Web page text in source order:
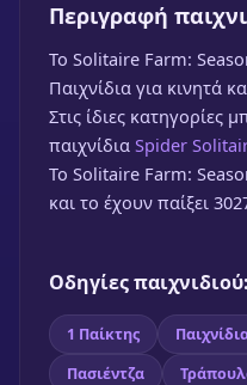
Solitaire
★91%🎮 1
Περιγραφή
To Solitaire Farm:
Παιχνίδια για κινητά
Στις ίδιες κατηγορίες
παιχνίδια Spider
Το Solitaire Farm:
και το έχουν παίξει
Οδηγίες παιχνιδιού:
1 Παίκτης
Πασιέντζα